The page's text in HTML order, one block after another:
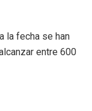
la fecha se han
entre 600